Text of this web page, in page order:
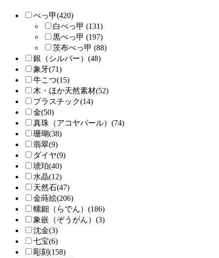
べっ甲(420)
白べっ甲 (131)
黒べっ甲 (197)
茨布べっ甲 (88)
銀（シルバー）(48)
象牙(71)
牛こつ(15)
木・ほか天然素材(52)
プラスチック(14)
金(50)
真珠（アコヤパール）(74)
珊瑚(38)
翡翠(9)
ダイヤ(9)
琥珀(40)
水晶(12)
天然石(47)
金蒔絵(206)
螺鈿（らでん）(186)
象嵌（ぞうがん）(3)
沈金(3)
七宝(6)
彫刻(158)